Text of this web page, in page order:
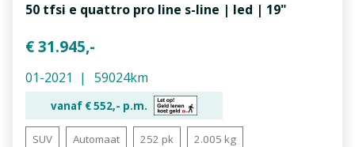
50 tfsi e quattro pro line s-line | led | 19"
€ 31.945,-
01-2021 59024km
vanaf €552,- p.m.
SUV Automaat 252 pk 2.005 kg